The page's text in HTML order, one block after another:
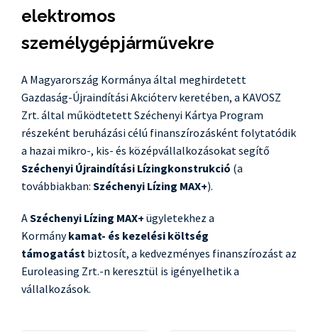
elektromos
személygépjárművekre
A Magyarország Kormánya által meghirdetett
Gazdaság-Újraindítási Akcióterv keretében, a KAVOSZ
Zrt. által működtetett Széchenyi Kártya Program
részeként beruházási célú finanszírozásként folytatódik
a hazai mikro-, kis- és középvállalkozásokat segítő
Széchenyi Újraindítási Lízingkonstrukció (a
továbbiakban: Széchenyi Lízing MAX+).
ASzéchenyi Lízing MAX+ ügyletekhez a
Kormánykamat- és kezelési költség
támogatást biztosít, a kedvezményes finanszírozást az
Euroleasing Zrt.-n keresztül is igényelhetik a
vállalkozások.